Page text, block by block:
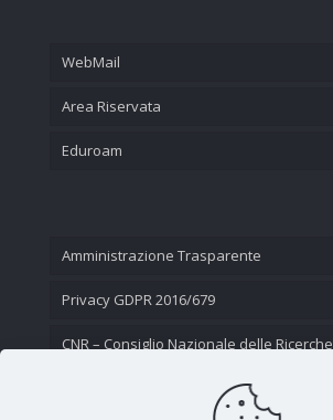
WebMail
Area Riservata
Eduroam
Amministrazione Trasparente
Privacy GDPR 2016/679
CNR – Consiglio Nazionale delle Ricerche